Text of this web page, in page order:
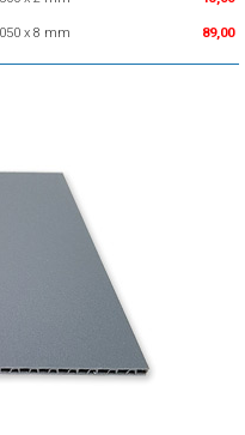
x 8 mm 89,00